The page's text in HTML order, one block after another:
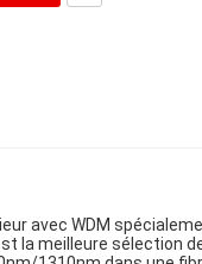
avec WDM
la meilleure sélection